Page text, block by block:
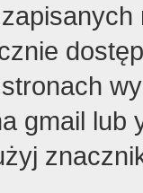
gmail lub